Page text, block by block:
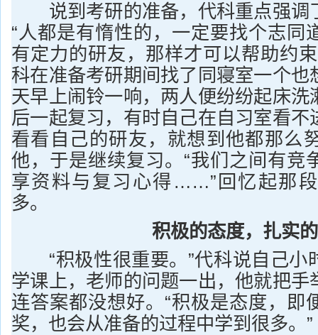
说到考研的准备，代科重点强调
“人都是有惰性的，一定要找个志同
有定力的研友，那样才可以帮助约
科在准备考研期间找了同寝室一个也
天早上闹铃一响，两人便纷纷起床洗
后一起复习，有时自己在自习室看不
看看自己的研友，就想到他都那么
他，于是继续复习。“我们之间有竞
享资料与复习心得……”回忆起那
多。
积极的态度，扎实
“积极性很重要。”代科说自己小
学课上，老师的问题一出，他就把手
连答案都没想好。“积极是态度，即
奖，也会从准备的过程中学到很多。”